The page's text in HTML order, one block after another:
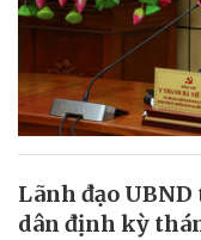
Lãnh đạo
dân định kỳ